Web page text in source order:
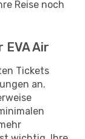
Reise noch
Air
Tickets
an.